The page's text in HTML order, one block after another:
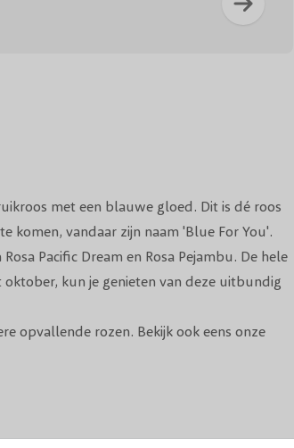
met een blauwe gloed. Dit is dé roos
vandaar zijn naam 'Blue For You'.
Pacific Dream en Rosa Pejambu. De hele
kun je genieten van deze uitbundig
opvallende rozen. Bekijk ook eens onze